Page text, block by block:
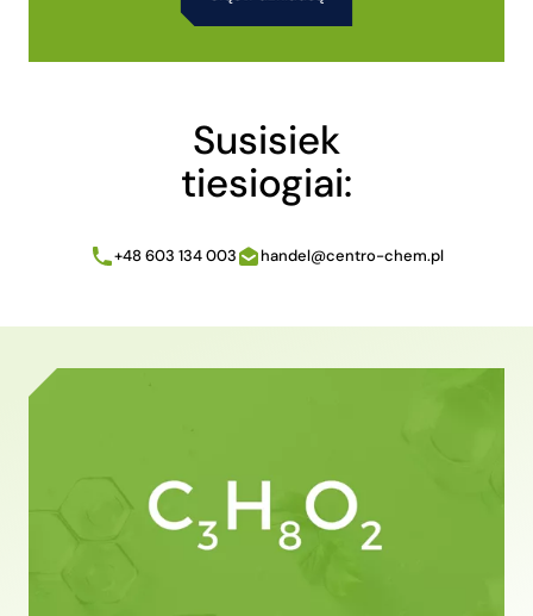
Susisiek
tiesiogiai:
+48 603 134 003 handel@centro-chem.pl